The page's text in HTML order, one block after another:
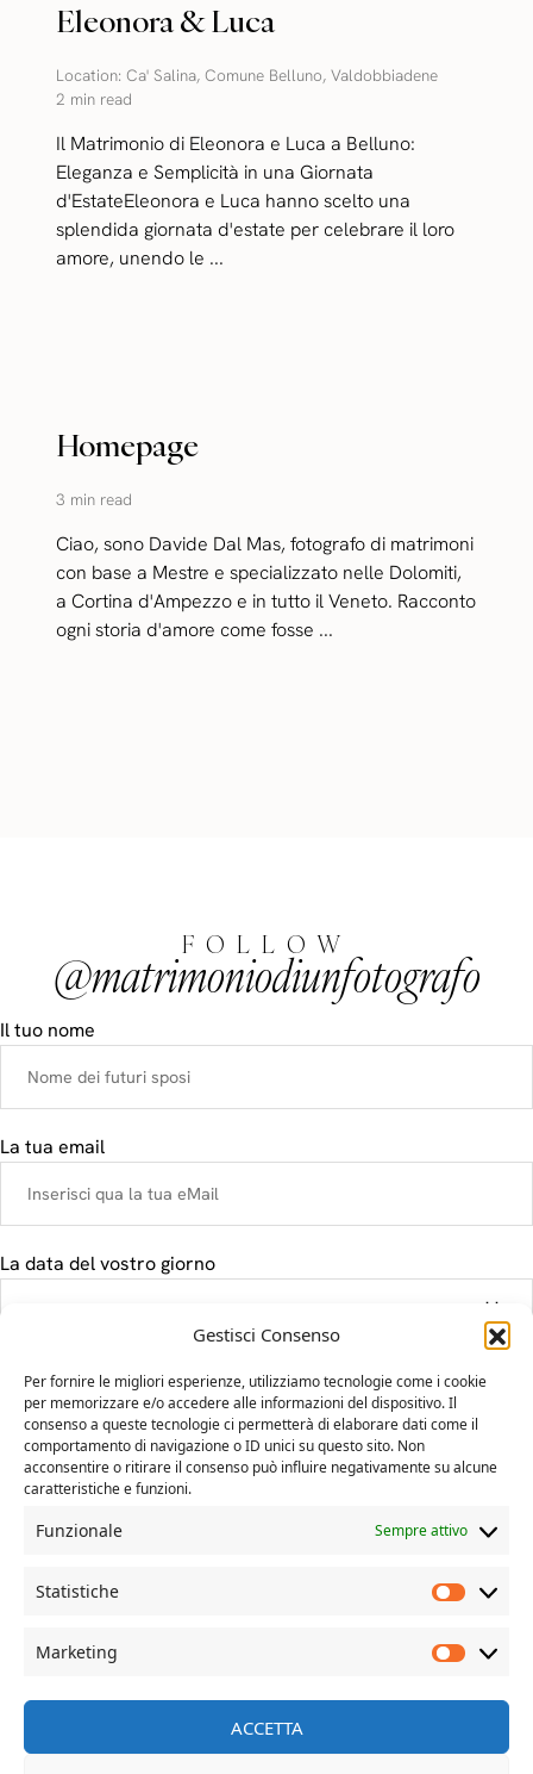
Gestisci Consenso
Per fornire le migliori esperienze, utilizziamo tecnologie come i cookie
per memorizzare e/o accedere alle informazioni del dispositivo. Il
consenso a queste tecnologie ci permetterà di elaborare dati come il
comportamento di navigazione o ID unici su questo sito. Non
acconsentire o ritirare il consenso può influire negativamente su alcune
caratteristiche e funzioni.
Funzionale Sempre attivo
Statistiche
Marketing
ACCETTA
Eleonora & Luca
Location:Ca' Salina,Comune Belluno,Valdobbiadene
2 min read
Il Matrimonio di Eleonora e Luca a Belluno:
Eleganza e Semplicità in una Giornata
d'EstateEleonora e Luca hanno scelto una
splendida giornata d'estate per celebrare il loro
amore, unendo le ...
Homepage
3 min read
Ciao, sono Davide Dal Mas, fotografo di matrimoni
con base a Mestre e specializzato nelle Dolomiti,
a Cortina d'Ampezzo e in tutto il Veneto. Racconto
ogni storia d'amore come fosse ...
FOLLOW
@matrimoniodiunfotografo
Il tuo nome
La tua email
La data del vostro giorno
Il tuo messaggio